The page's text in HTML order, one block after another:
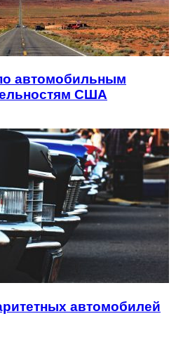
автомобильным
США
автомобилей